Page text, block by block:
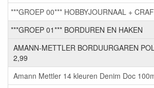
***GROEP 00*** HOBBYJOURNAAL +
***GROEP 01*** BORDUREN EN HAKEN
AMANN-METTLER BORDUURGAREN
2,99
Amann Mettler 14 kleuren Denim Doc